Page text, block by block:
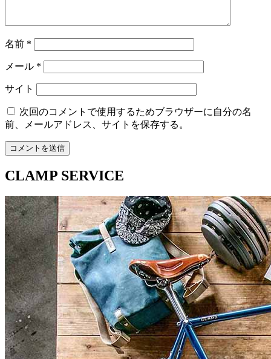
名前 *
メール *
サイト
次回のコメントで使用するためブラウザーに自分の名
前、メールアドレス、サイトを保存する。
CLAMP SERVICE